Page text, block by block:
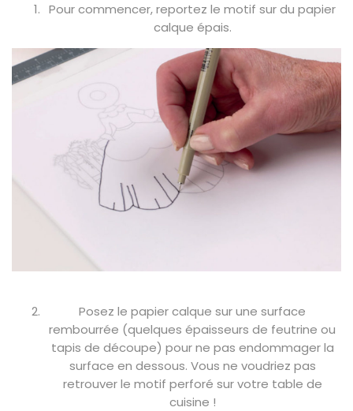
Pour commencer, reportez le motif sur du papier
calque épais.
Posez le papier calque sur une surface
rembourrée (quelques épaisseurs de feutrine ou
tapis de découpe) pour ne pas endommager la
surface en dessous. Vous ne voudriez pas
retrouver le motif perforé sur votre table de
cuisine !